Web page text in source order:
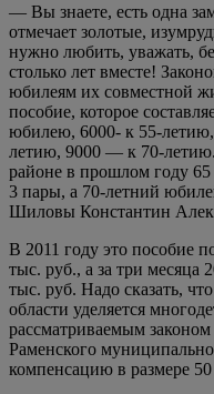
— Вы знаете, есть одна
отмечает золотые,
нужно любить, уважать,
столько лет вместе!
юбилеям их совместной
пособие, которое
юбилею, 6000- к 55-
летию, 9000 — к 70-летию.
районе в прошлом году
3 пары, а 70-летний
Шиловы Константин
В 2011 году это пособие
тыс. руб., а за три месяца
тыс. руб. Надо сказать,
области уделяется
рассматриваемым
Раменского
компенсацию в размере